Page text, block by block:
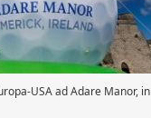
USA ad Adare Manor, in